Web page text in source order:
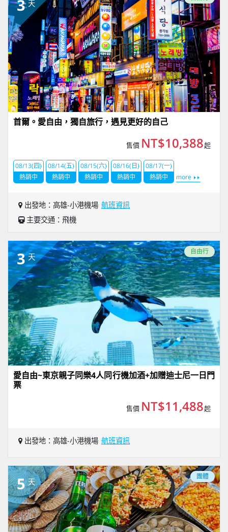
3 天
首爾。愛自由，獨自旅行，遇見更好的自己
售價 NT$10,388起
08/13(四)
熱銷中
08/14(五)
熱銷中
08/15(六)
熱銷中
08/16(日)
熱銷中
08/17(一)
熱銷中
more
出發地：高雄-小港機場 航班資訊
主要交通：飛機
3 天
自由行
愛自由~東京親子同樂4人同行機加酒+加贈迪士尼一日門
票
售價 NT$11,488起
出發地：高雄-小港機場 航班資訊
5 天
團體